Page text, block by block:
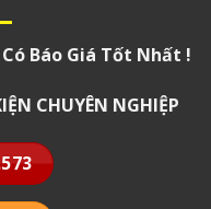
Báo Giá Tốt Nhất !
CHUYÊN NGHIỆP